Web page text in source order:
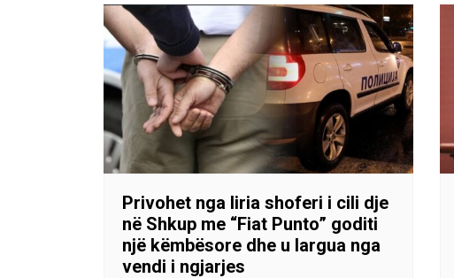
Privohet nga liria shoferi i cili dje
në Shkup me “Fiat Punto” goditi
një këmbësore dhe u largua nga
vendi i ngjarjes